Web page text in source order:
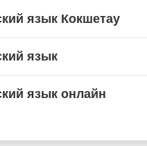
язык Кокшетау
язык
язык онлайн